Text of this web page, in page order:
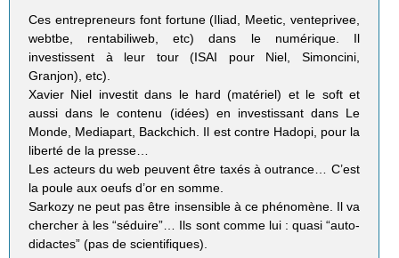
Ces entrepreneurs font fortune (Iliad, Meetic, venteprivee,
webtbe, rentabiliweb, etc) dans le numérique. Il
investissent à leur tour (ISAI pour Niel, Simoncini,
Granjon), etc).
Xavier Niel investit dans le hard (matériel) et le soft et
aussi dans le contenu (idées) en investissant dans Le
Monde, Mediapart, Backchich. Il est contre Hadopi, pour la
liberté de la presse…
Les acteurs du web peuvent être taxés à outrance… C’est
la poule aux oeufs d’or en somme.
Sarkozy ne peut pas être insensible à ce phénomène. Il va
chercher à les “séduire”… Ils sont comme lui : quasi “auto-
didactes” (pas de scientifiques).